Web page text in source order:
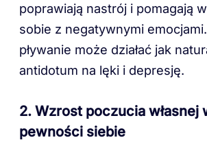
poprawiają nastrój i pomagają
sobie z negatywnymi
pływanie może działać jak
antidotum na lęki i depresję.
2. Wzrost poczucia własnej
pewności siebie